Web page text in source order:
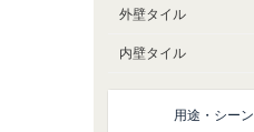
外壁タイル
内壁タイル
用途・シーン